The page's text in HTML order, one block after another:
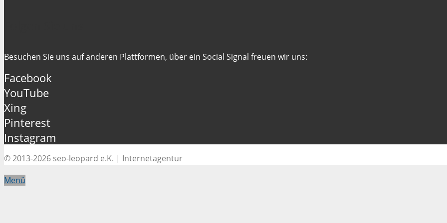
Besuchen Sie uns auf anderen Plattformen, über ein Social Signal freuen wir uns:
Facebook
YouTube
Xing
Pinterest
Instagram
© 2013-2026 seo-leopard e.K. | Internetagentur
Menü